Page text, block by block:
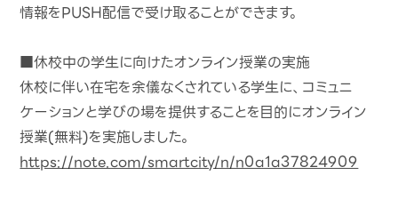
情報をPUSH配信で受け取ることができます。
■休校中の学生に向けたオンライン授業の実施
休校に伴い在宅を余儀なくされている学生に、コミュニ
ケーションと学びの場を提供することを目的にオンライン
授業(無料)を実施しました。
https://note.com/smartcity/n/n0a1a37824909